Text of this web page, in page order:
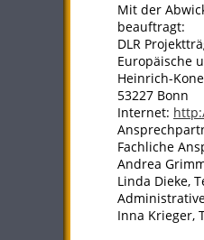
Mit der
beauftragt:
DLR
Europäische
Heinrich-
53227 Bonn
Internet:
Fachliche
Andrea
Linda Dieke,
Inna Krieger,